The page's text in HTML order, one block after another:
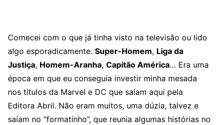
Comecei com o que já tinha visto na televisão ou lido
algo esporadicamente. Super-Homem, Liga da
Justiça, Homem-Aranha, Capitão América… Era uma
época em que eu conseguia investir minha mesada
nos títulos da Marvel e DC que saíam aqui pela
Editora Abril. Não eram muitos, uma dúzia, talvez e
saíam no “formatinho”, que reunia algumas histórias no